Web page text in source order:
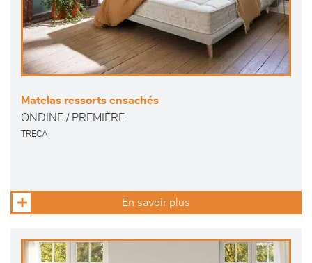
Matelas ressorts ensachés
ONDINE / PREMIÈRE
TRECA
En savoir plus